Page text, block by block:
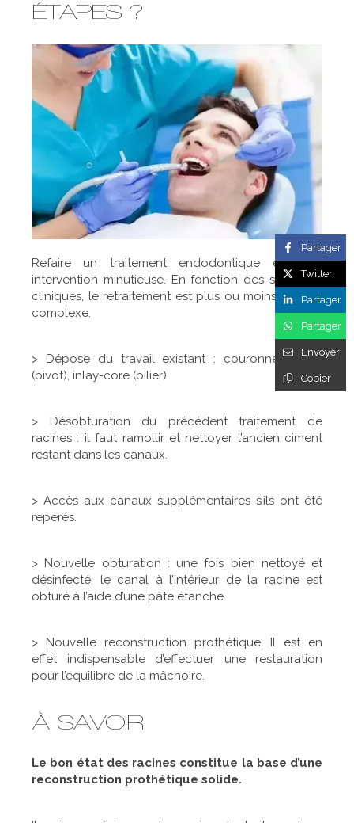
ÉTAPES ?
Refaire un traitement endodontique est une
intervention minutieuse. En fonction des situations
cliniques, le retraitement est plus ou moins long et
complexe.
> Dépose du travail existant : couronne, tenon
(pivot), inlay-core (pilier).
> Désobturation du précédent traitement de
racines : il faut ramollir et nettoyer l’ancien ciment
restant dans les canaux.
> Accès aux canaux supplémentaires s’ils ont été
repérés.
> Nouvelle obturation : une fois bien nettoyé et
désinfecté, le canal à l’intérieur de la racine est
obturé à l’aide d’une pâte étanche.
> Nouvelle reconstruction prothétique. Il est en
effet indispensable d’effectuer une restauration
pour l’équilibre de la mâchoire.
À SAVOIR
Le bon état des racines constitue la base d’une
reconstruction prothétique solide.
Partager
Twitter
Partager
Partager
Envoyer
Copier